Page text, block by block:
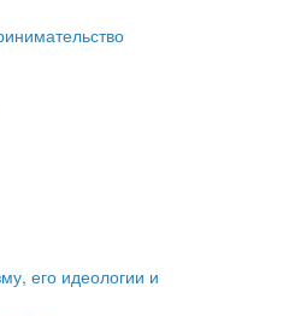
регламентов
его идеологии и